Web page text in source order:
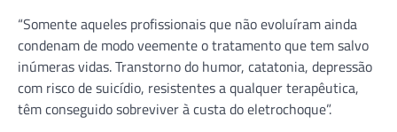
“Somente aqueles profissionais que não evoluíram ainda
condenam de modo veemente o tratamento que tem salvo
inúmeras vidas. Transtorno do humor, catatonia, depressão
com risco de suicídio, resistentes a qualquer terapêutica,
têm conseguido sobreviver à custa do eletrochoque”.